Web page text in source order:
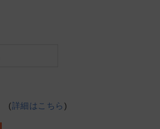
(詳細はこちら)